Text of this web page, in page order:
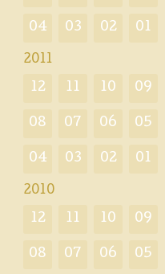
04 03 02 01
2011
12 11 10 09
08 07 06 05
04 03 02 01
2010
12 11 10 09
08 07 06 05